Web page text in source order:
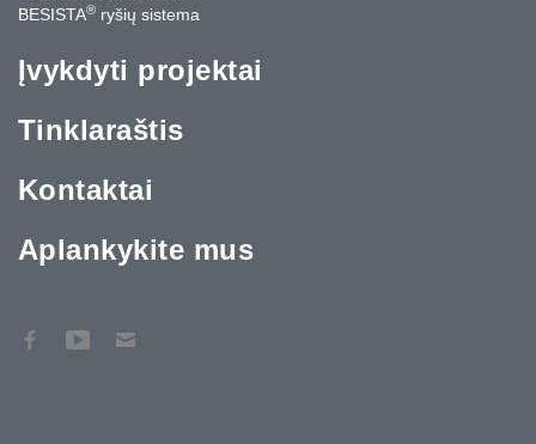
BESISTA® ryšių sistema
Įvykdyti projektai
Tinklaraštis
Kontaktai
Aplankykite mus